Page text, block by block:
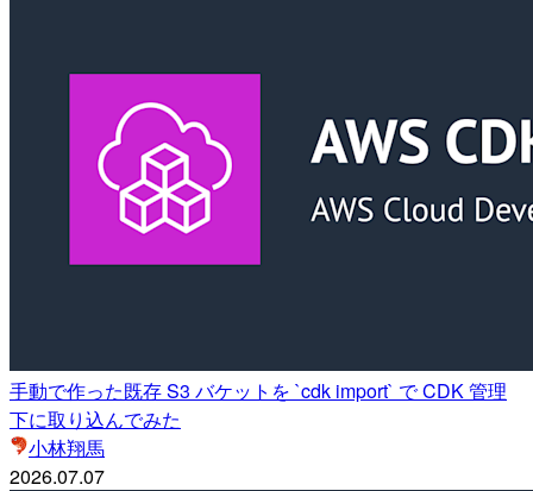
手動で作った既存 S3 バケットを `cdk import` で CDK 管理
下に取り込んでみた
小林翔馬
2026.07.07